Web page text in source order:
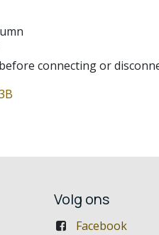
connecting or
Volg ons
Facebook